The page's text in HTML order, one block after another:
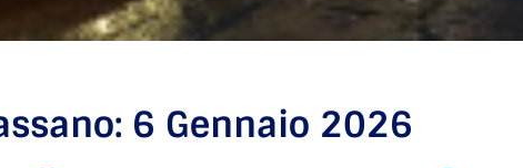
6 Gennaio 2026